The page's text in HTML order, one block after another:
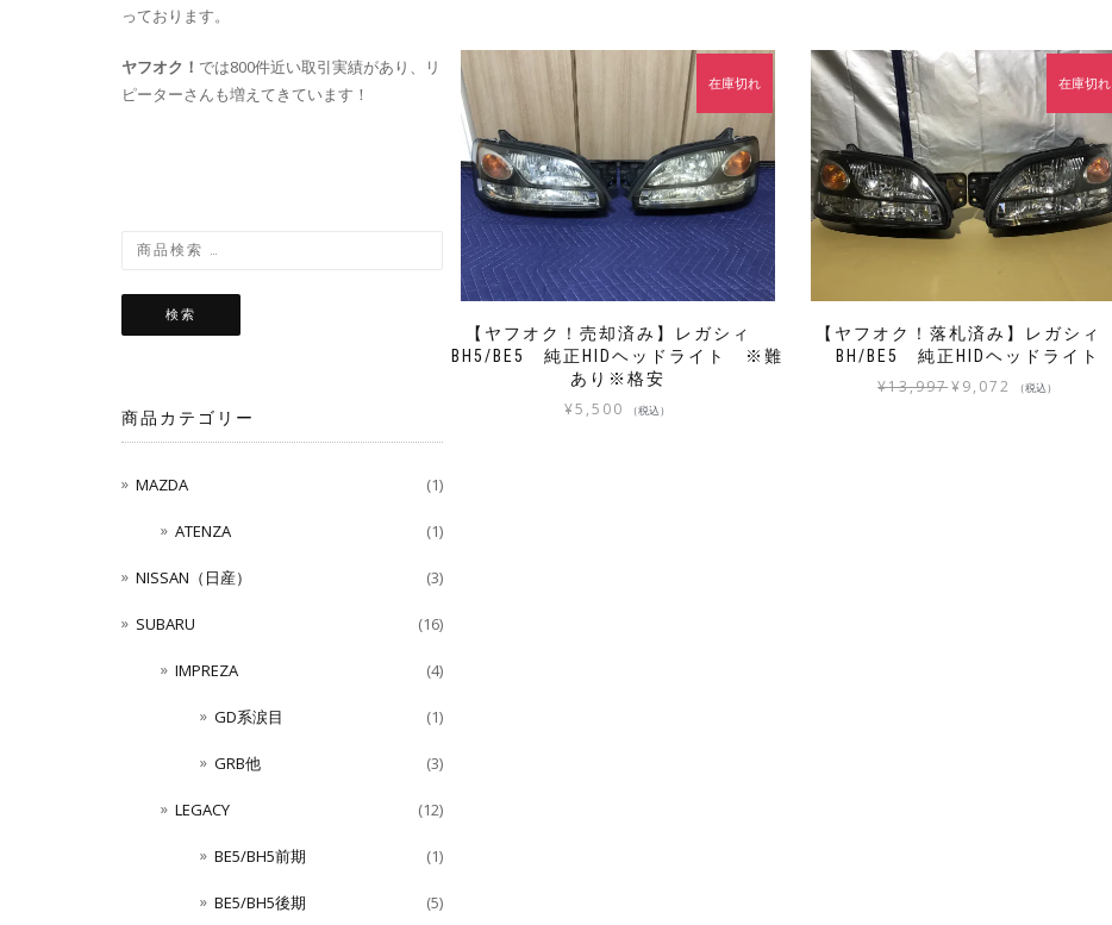
【ヤフオク！売却済み】レガシィ
BH5/BE5 純正HIDヘッドライト ※難
あり※格安
¥5,500 （税込）
在庫切れ
【ヤフオク！落札済み】レガシィ
BH/BE5 純正HIDヘッドライト
セール
¥13,997 元
¥9,072 現（税込）
在庫切れ
っております。
ヤフオク！ では800件近い取引実績があり、リ
ピーターさんも増えてきています！
検索
商品カテゴリー
MAZDA (1)
ATENZA (1)
NISSAN（日産） (3)
SUBARU (16)
IMPREZA (4)
GD系涙目 (1)
GRB他 (3)
LEGACY (12)
BE5/BH5前期 (1)
BE5/BH5後期 (5)